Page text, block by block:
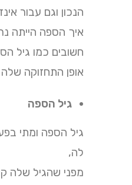
הנכון וגם עבור
איך הספה הייתה
חשובים כמו גיל
אופן התחזוקה
גיל הספה
גיל הספה ומתי
לה,
מפני שהגיל שלה